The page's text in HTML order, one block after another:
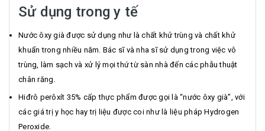
Sử dụng trong y tế
Nước ôxy già được sử dụng như là chất khử trùng và chất khử
khuẩn trong nhiều năm. Bác sĩ và nha sĩ sử dụng trong việc vô
trùng, làm sạch và xử lý mọi thứ từ sàn nhà đến các phẫu thuật
chân răng.
Hiđrô perôxít 35% cấp thực phẩm được gọi là “nước ôxy già”, với
các giá trị y học hay trị liệu được coi như là liệu pháp Hydrogen
Peroxide.